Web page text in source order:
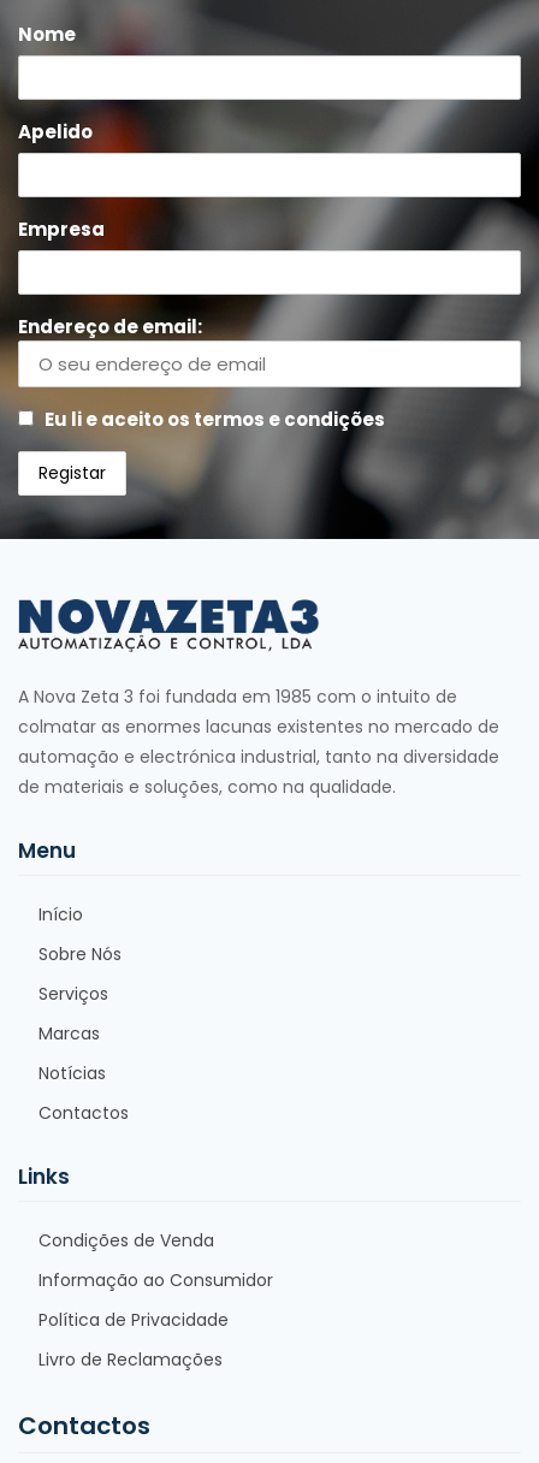
Nome
Apelido
Empresa
Endereço de email:
Eu li e aceito os termos e condições
A Nova Zeta 3 foi fundada em 1985 com o intuito de
colmatar as enormes lacunas existentes no mercado de
automação e electrónica industrial, tanto na diversidade
de materiais e soluções, como na qualidade.
Menu
Início
Sobre Nós
Serviços
Marcas
Notícias
Contactos
Links
Condições de Venda
Informação ao Consumidor
Política de Privacidade
Livro de Reclamações
Contactos